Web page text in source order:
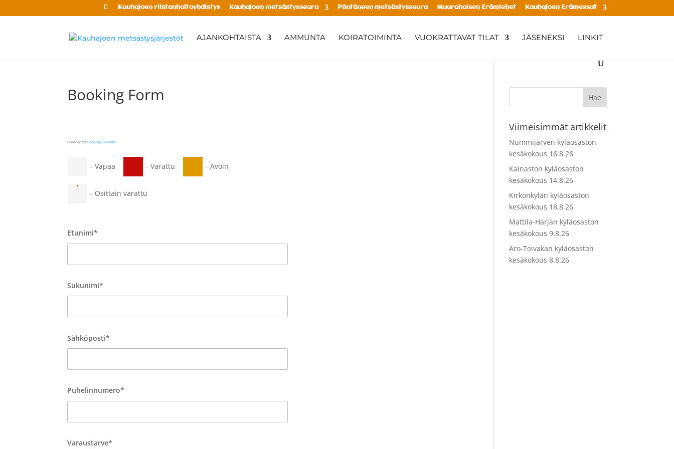
Kauhajoen riistanhoitoyhdistys Kauhajoen metsästysseura Päntäneen metsästysseura Muurahaisen Erämiehet Kauhajoen Erämessut
AJANKOHTAISTA AMMUNTA KOIRATOIMINTA VUOKRATTAVAT TILAT JÄSENEKSI LINKIT
Booking Form
Powered byBooking Calendar
- Vapaa - Varattu - Avoin
·
- Osittain varattu
Etunimi*
Sukunimi*
Sähköposti*
Puhelinnumero*
Varaustarve*
Viimeisimmät artikkelit
Nummijärven kyläosaston
kesäkokous 16.8.26
Kainaston kyläosaston
kesäkokous 14.8.26
Kirkonkylän kyläosaston
kesäkokous 18.8.26
Mattila-Harjan kyläosaston
kesäkokous 9.8.26
Aro-Toivakan kyläosaston
kesäkokous 8.8.26